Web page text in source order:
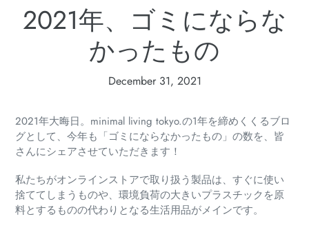
2021年、ゴミにならな
かったもの
December 31, 2021
2021年大晦日。minimal living tokyo.の1年を締めくくるブロ
グとして、今年も「ゴミにならなかったもの」の数を、皆
さんにシェアさせていただきます！
私たちがオンラインストアで取り扱う製品は、すぐに使い
捨ててしまうものや、環境負荷の大きいプラスチックを原
料とするものの代わりとなる生活用品がメインです。